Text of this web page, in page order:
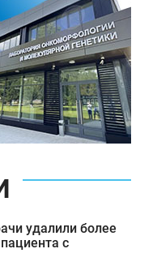
удалили более
с